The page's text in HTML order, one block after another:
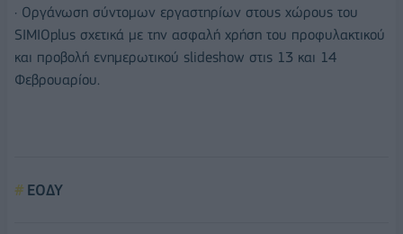
· Οργάνωση σύντομων εργαστηρίων στους χώρους του
SIMIOplus σχετικά με την ασφαλή χρήση του προφυλακτικού
και προβολή ενημερωτικού slideshow στις 13 και 14
Φεβρουαρίου.
ΕΟΔΥ